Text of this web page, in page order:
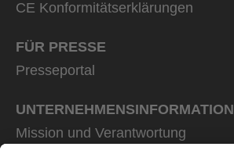
CE Konformitätserklärungen
FÜR PRESSE
Presseportal
UNTERNEHMENS­INFORMATION
Mission und Verantwortung